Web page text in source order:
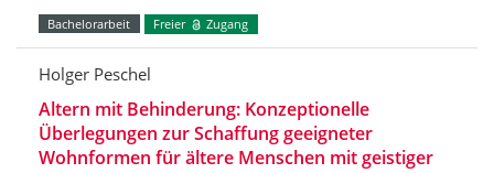
Bachelorarbeit Freier Zugang
Holger Peschel
Altern mit Behinderung: Konzeptionelle
Überlegungen zur Schaffung geeigneter
Wohnformen für ältere Menschen mit geistiger